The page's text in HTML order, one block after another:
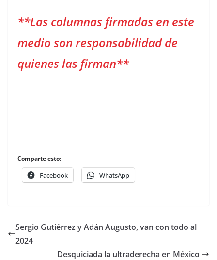
**Las columnas firmadas en este
medio son responsabilidad de
quienes las firman**
Comparte esto:
Facebook WhatsApp
Sergio Gutiérrez y Adán Augusto, van con todo al
2024
Desquiciada la ultraderecha en México